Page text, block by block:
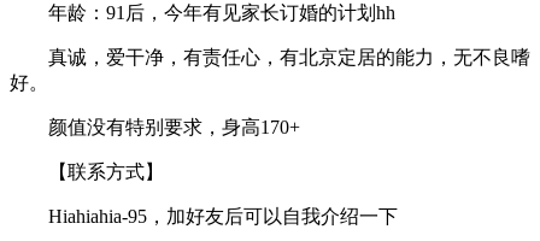
年龄：91后，今年有见家长订婚的计划hh
真诚，爱干净，有责任心，有北京定居的能力，无不良嗜
好。
颜值没有特别要求，身高170+
【联系方式】
Hiahiahia-95，加好友后可以自我介绍一下